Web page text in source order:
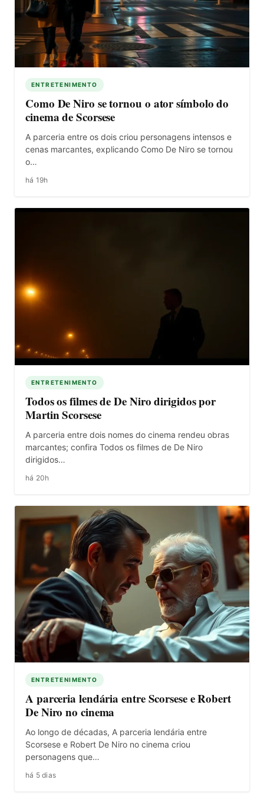
ENTRETENIMENTO
Como De Niro se tornou o ator símbolo do
cinema de Scorsese
A parceria entre os dois criou personagens intensos e
cenas marcantes, explicando Como De Niro se tornou
o…
há 19h
ENTRETENIMENTO
Todos os filmes de De Niro dirigidos por
Martin Scorsese
A parceria entre dois nomes do cinema rendeu obras
marcantes; confira Todos os filmes de De Niro
dirigidos…
há 20h
ENTRETENIMENTO
A parceria lendária entre Scorsese e Robert
De Niro no cinema
Ao longo de décadas, A parceria lendária entre
Scorsese e Robert De Niro no cinema criou
personagens que…
há 5 dias